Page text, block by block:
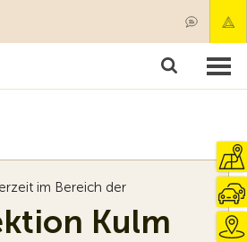
im Bereich der
Kulm